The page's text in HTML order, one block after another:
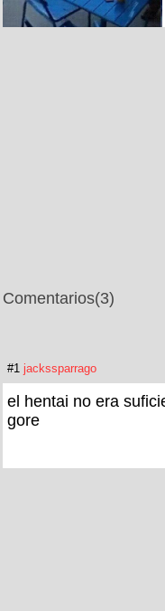
Comentarios(3)
#1 jackssparrago
el hentai no era
gore